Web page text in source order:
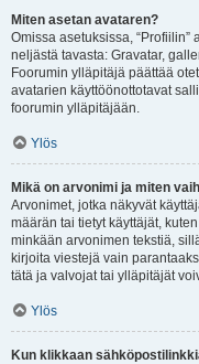
Miten asetan avataren?
Omissa asetuksissa,
neljästä tavasta: Gravatar,
Foorumin ylläpitäjä päättää
avatarien käyttöönottotavat
foorumin ylläpitäjään.
Ylös
Mikä on arvonimi ja miten
Arvonimet, jotka näkyvät
määrän tai tietyt käyttäjät,
minkään arvonimen tekstiä,
kirjoita viestejä vain
tätä ja valvojat tai ylläpitäjät
Ylös
Kun klikkaan